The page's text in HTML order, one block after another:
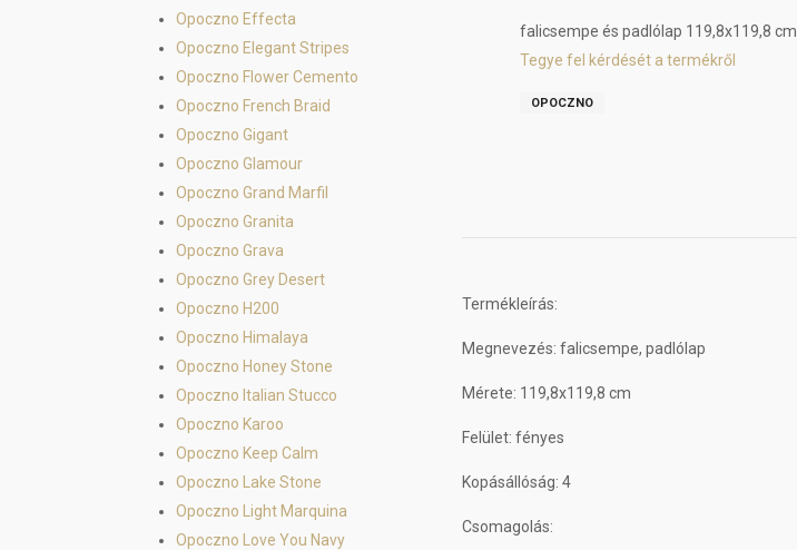
falicsempe és padlólap 119,8x119,8 cm
Tegye fel kérdését a termékről
OPOCZNO
Termékleírás:
Megnevezés: falicsempe, padlólap
Mérete: 119,8x119,8 cm
Felület: fényes
Kopásállóság: 4
Csomagolás:
Opoczno Effecta
Opoczno Elegant Stripes
Opoczno Flower Cemento
Opoczno French Braid
Opoczno Gigant
Opoczno Glamour
Opoczno Grand Marfil
Opoczno Granita
Opoczno Grava
Opoczno Grey Desert
Opoczno H200
Opoczno Himalaya
Opoczno Honey Stone
Opoczno Italian Stucco
Opoczno Karoo
Opoczno Keep Calm
Opoczno Lake Stone
Opoczno Light Marquina
Opoczno Love You Navy